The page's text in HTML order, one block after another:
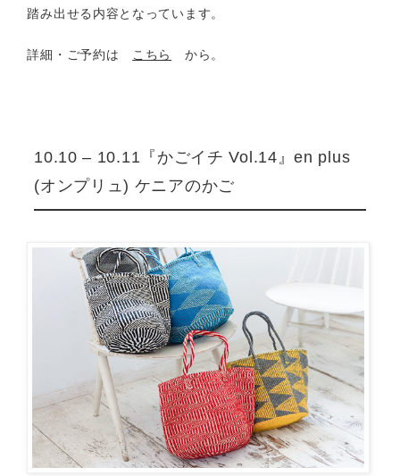
踏み出せる内容となっています。
詳細・ご予約は こちら から。
10.10 – 10.11『かごイチ Vol.14』en plus
(オンプリュ) ケニアのかご